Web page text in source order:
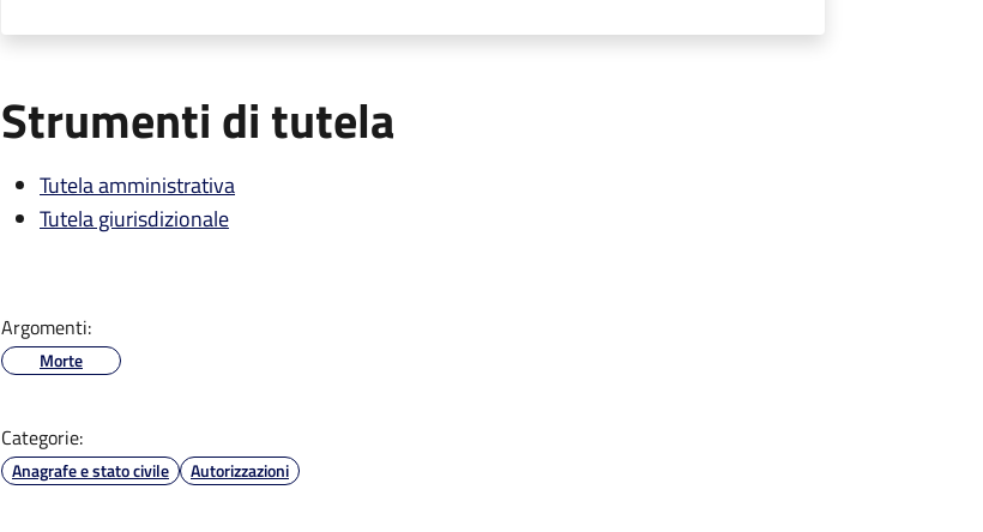
Strumenti di tutela
Tutela amministrativa
Tutela giurisdizionale
Argomenti:
Morte
Categorie:
Anagrafe e stato civile Autorizzazioni